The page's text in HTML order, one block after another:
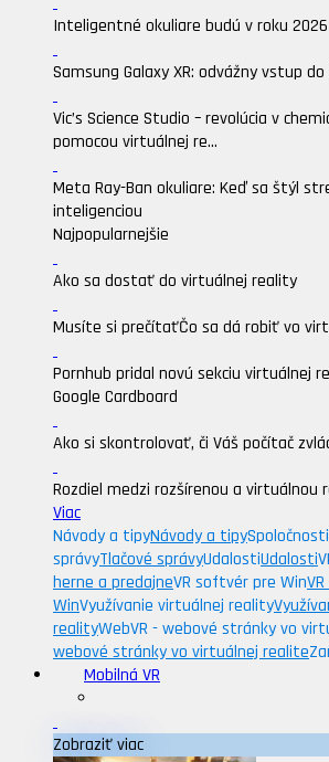
Inteligentné okuliare budú v roku
Samsung Galaxy XR: odvážny vstup
Vic’s Science Studio – revolúcia v
pomocou virtuálnej re...
Meta Ray-Ban okuliare: Keď sa štýl
inteligenciou
Najpopularnejšie
Ako sa dostať do virtuálnej reality
Musíte si prečítaťČo sa dá robiť vo
Pornhub pridal novú sekciu virtuálnej
Google Cardboard
Ako si skontrolovať, či Váš počítač
Rozdiel medzi rozšírenou a virtuálnou
Viac
Návody a tipyNávody a tipySpoločnosti
správyTlačové správyUdalostiUdalosti
herne a predajneVR softvér pre Win
WinVyužívanie virtuálnej reality
realityWebVR - webové stránky vo
webové stránky vo virtuálnej realite
Mobilná VR
Zobraziť viac